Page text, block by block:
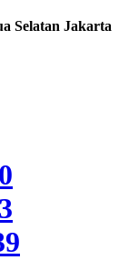
Selatan Jakarta